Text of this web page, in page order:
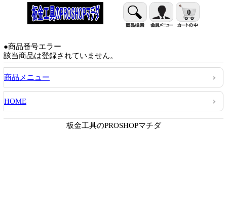
0
●商品番号エラー
該当商品は登録されていません。
商品メニュー
HOME
板金工具のPROSHOPマチダ